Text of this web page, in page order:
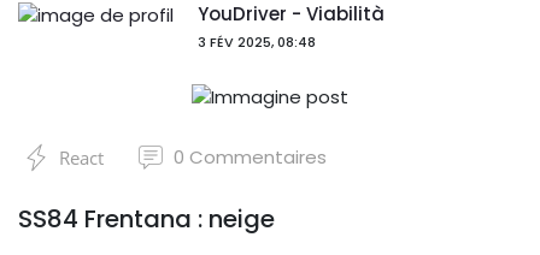
YouDriver - Viabilità
3 FÉV 2025, 08:48
React 0 Commentaires
SS84 Frentana : neige